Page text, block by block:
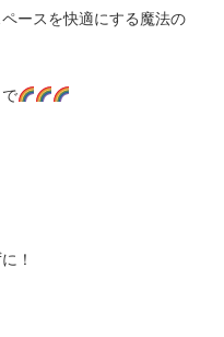
ースを快適にする魔法の
！